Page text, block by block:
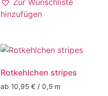
hinzufügen
Rotkehlchen stripes
ab 10,95 € / 0,5 m